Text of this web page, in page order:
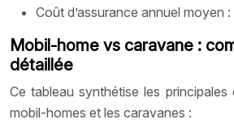
Coût d’assurance annuel moyen
Mobil-home vs caravane :
détaillée
Ce tableau synthétise les principales
mobil-homes et les caravanes :